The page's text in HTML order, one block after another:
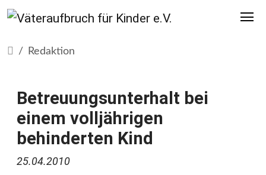
Redaktion
Betreuungsunterhalt bei
einem volljährigen
behinderten Kind
25.04.2010